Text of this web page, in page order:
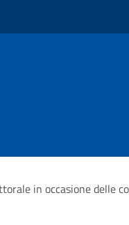
in occasione delle